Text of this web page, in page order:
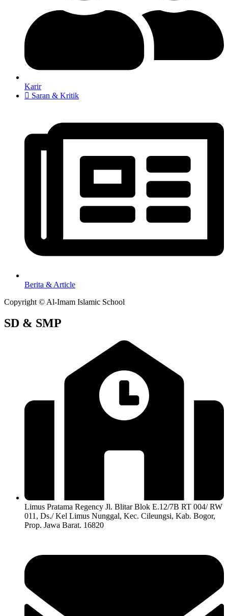
Karir
Saran & Kritik
Berita & Article
Copyright © Al-Imam Islamic School
SD & SMP
Limus Pratama Regency Jl. Blitar Blok E.12/7B RT 004/ RW
011, Ds./ Kel Limus Nunggal, Kec. Cileungsi, Kab. Bogor,
Prop. Jawa Barat. 16820